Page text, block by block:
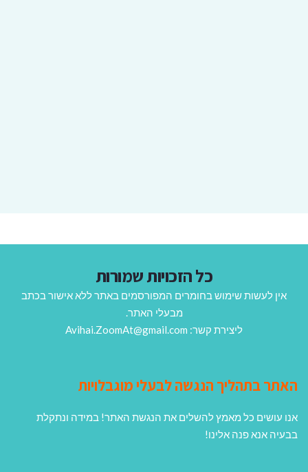
כל הזכויות שמורות
אין לעשות שימוש בחומרים המפורסמים באתר ללא אישור בכתב
מבעלי האתר.
ליצירת קשר: Avihai.ZoomAt@gmail.com
האתר בתהליך הנגשה לבעלי מוגבלויות
אנו עושים כל מאמץ להשלים את הנגשת האתר! במידה ונתקלת
בבעיה אנא פנה אלינו!